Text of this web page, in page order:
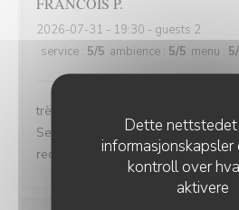
Dette nettstedet
kontroll over
aktivere
2026-07-31 - 19:30 - guests 2
service : 5/5 ambience : 5/5 menu : 5
très bonne soirée et très bon dîner,
Serveuse et serveur très
recommandons, jamais déçu.